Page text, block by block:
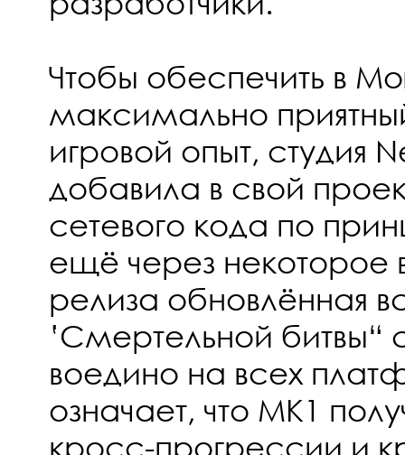
Чтобы обеспечить в
максимально
игровой опыт, студия
добавила в свой
сетевого кода по
ещё через некоторое
релиза обновлённая
‛Смертельной битвы“
воедино на всех
означает, что MK1
кросс-прогрессии и